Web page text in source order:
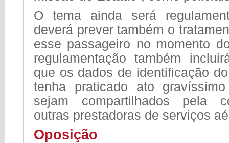
O tema ainda será
deverá prever também o
esse passageiro no momento
regulamentação também
que os dados de identificação
tenha praticado ato
sejam compartilhados pela
outras prestadoras de serviços
Oposição